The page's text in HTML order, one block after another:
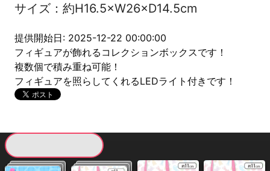
サイズ：約H16.5×W26×D14.5cm
提供開始日: 2025-12-22 00:00:00
フィギュアが飾れるコレクションボックスです！
複数個で積み重ね可能！
フィギュアを照らしてくれるLEDライト付きです！